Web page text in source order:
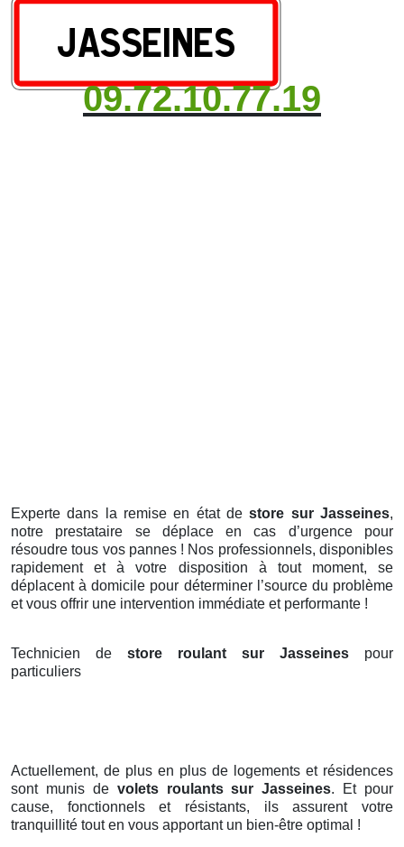
09.72.10.77.19
Experte dans la remise en état destore sur Jasseines,
notre prestataire se déplace en cas d’urgence pour
résoudre tous vos pannes ! Nos professionnels, disponibles
rapidement et à votre disposition à tout moment, se
déplacent à domicile pour déterminer l’source du problème
et vous offrir une intervention immédiate et performante !
Technicien de store roulant sur Jasseines pour
particuliers
Actuellement, de plus en plus de logements et résidences
sont munis de volets roulants sur Jasseines. Et pour
cause, fonctionnels et résistants, ils assurent votre
tranquillité tout en vous apportant un bien-être optimal !